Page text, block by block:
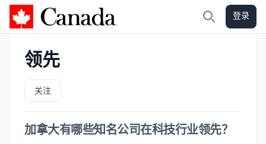
加拿大攻略 登录
领先
关注
加拿大有哪些知名公司在科技行业领先？